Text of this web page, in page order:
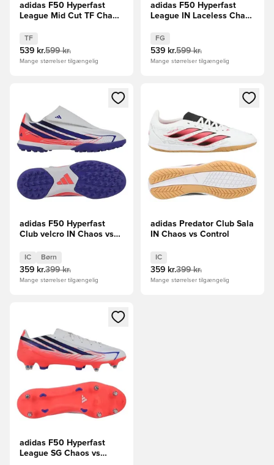
adidas F50 Hyperfast
League Mid Cut TF Chaos
TF
539 kr.599 kr.
Mange størrelser tilgængelig
adidas F50 Hyperfast
League IN Laceless Chaos
FG
539 kr.599 kr.
Mange størrelser tilgængelig
Åbner en Modal til at logge ind eller tilmelde dig som
adidas F50 Hyperfast
Club velcro IN Chaos vs
IC Børn
359 kr.399 kr.
Mange størrelser tilgængelig
Åbner en Modal til at logge
adidas Predator Club Sala
IN Chaos vs Control
IC
359 kr.399 kr.
Mange størrelser tilgængelig
Åbner en Modal til at logge ind eller tilmelde dig som
adidas F50 Hyperfast
League SG Chaos vs